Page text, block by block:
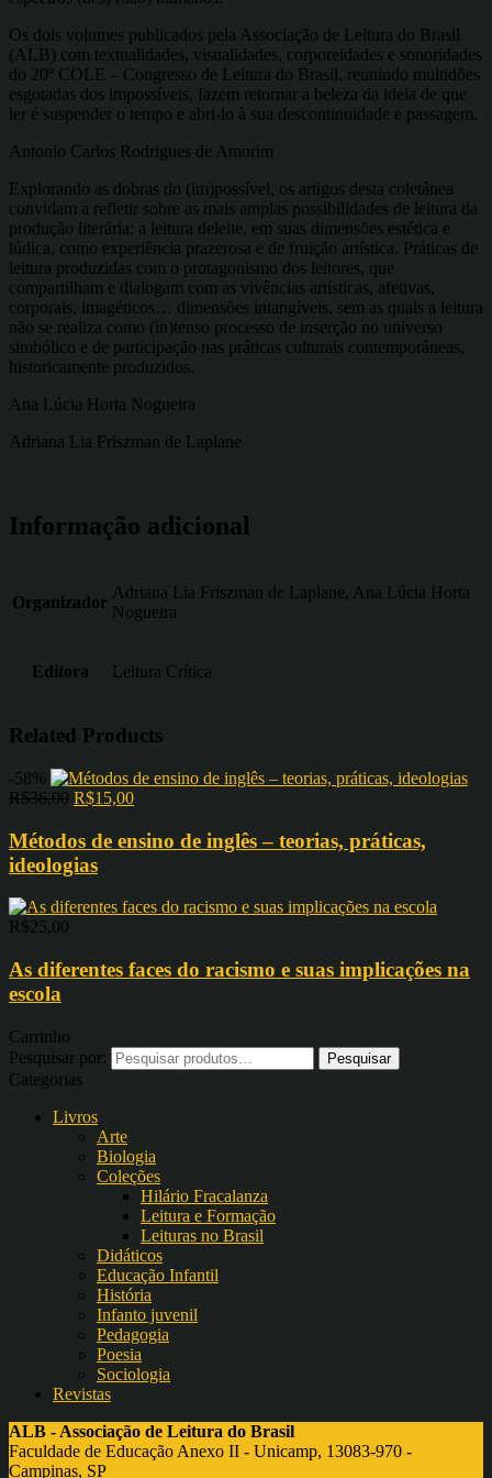
Os dois volumes publicados pela Associação de Leitura do Brasil
(ALB) com textualidades, visualidades, corporeidades e sonoridades
do 20º COLE – Congresso de Leitura do Brasil, reunindo multidões
esgotadas dos impossíveis, fazem retornar a beleza da ideia de que
ler é suspender o tempo e abri-lo à sua descontinuidade e passagem.
Antonio Carlos Rodrigues de Amorim
Explorando as dobras do (im)possível, os artigos desta coletânea
convidam a refletir sobre as mais amplas possibilidades de leitura da
produção literária: a leitura deleite, em suas dimensões estética e
lúdica, como experiência prazerosa e de fruição artística. Práticas de
leitura produzidas com o protagonismo dos leitores, que
compartilham e dialogam com as vivências artísticas, afetivas,
corporais, imagéticos… dimensões intangíveis, sem as quais a leitura
não se realiza como (in)tenso processo de inserção no universo
simbólico e de participação nas práticas culturais contemporâneas,
historicamente produzidos.
Ana Lúcia Horta Nogueira
Adriana Lia Friszman de Laplane
Informação adicional
Organizador
Adriana Lia Friszman de Laplane, Ana Lúcia Horta
Nogueira
Editora Leitura Crítica
Related Products
-58%
R$36,00 R$15,00
Métodos de ensino de inglês – teorias, práticas,
ideologias
R$25,00
As diferentes faces do racismo e suas implicações na
escola
Carrinho
Pesquisar por:
Categorias
Livros
Arte
Biologia
Coleções
Hilário Fracalanza
Leitura e Formação
Leituras no Brasil
Didáticos
Educação Infantil
História
Infanto juvenil
Pedagogia
Poesia
Sociologia
Revistas
ALB - Associação de Leitura do Brasil
Faculdade de Educação Anexo II - Unicamp, 13083-970 -
Campinas, SP